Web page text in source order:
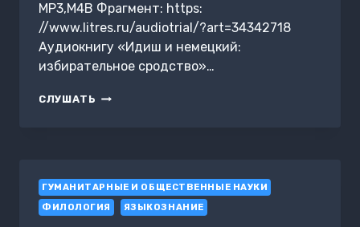
MP3,M4B Фрагмент: https:
//www.litres.ru/audiotrial/?art=34342718
Аудиокнигу «Идиш и немецкий:
избирательное сродство»…
СЛУШАТЬ ИДИШ
ГУМАНИТАРНЫЕ И ОБЩЕСТВЕННЫЕ НАУКИ
ФИЛОЛОГИЯ
ЯЗЫКОЗНАНИЕ